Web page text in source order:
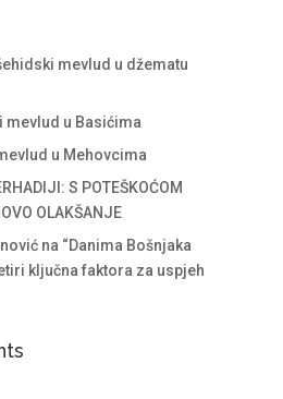
mevlud u džematu
u Basićima
u Mehovcima
S POTEŠKOĆOM
OLAKŠANJE
na “Danima Bošnjaka
ključna faktora za uspjeh